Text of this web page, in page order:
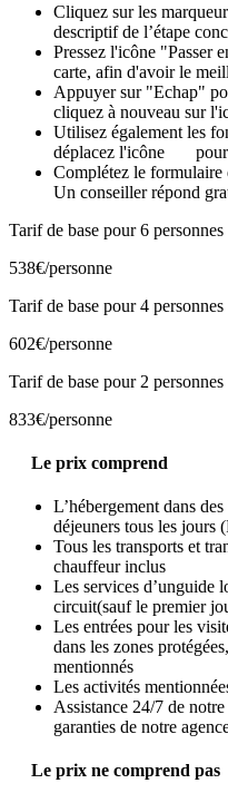
Cliquez sur les
descriptif de l’étape
Pressez l'icône "Passer
carte, afin d'avoir le
Appuyer sur "Echap"
cliquez à nouveau sur
Utilisez également les
déplacez l'icône
Complétez le formulaire
Un conseiller répond
Tarif de base pour 6 personnes
538€/personne
Tarif de base pour 4 personnes
602€/personne
Tarif de base pour 2 personnes
833€/personne
Le prix comprend
L’hébergement dans
déjeuners tous les jours
Tous les transports et
chauffeur inclus
Les services d’unguide
circuit(sauf le premier
Les entrées pour les
dans les zones
mentionnés
Les activités
Assistance 24/7 de
garanties de notre
Le prix ne comprend pas